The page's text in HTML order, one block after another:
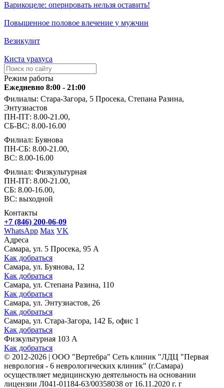
Варикоцеле: оперировать нельзя оставить!
Повышенное половое влечение у мужчин
Везикулит
Киста урахуса
Режим работы
Ежедневно 8:00 - 21:00
Филиалы: Стара-Загора, 5 Просека, Степана Разина,
Энтузиастов
ПН-ПТ: 8.00-21.00,
СБ-ВС: 8.00-16.00
Филиал: Буянова
ПН-СБ: 8.00-21.00,
ВС: 8.00-16.00
Филиал: Физкультурная
ПН-ПТ: 8.00-21.00,
СБ: 8.00-16.00,
ВС: выходной
Контакты
+7 (846) 200-06-09
WhatsApp Max VK
Адреса
Самара, ул. 5 Просека, 95 А
Как добраться
Самара, ул. Буянова, 12
Как добраться
Самара, ул. Степана Разина, 110
Как добраться
Самара, ул. Энтузиастов, 26
Как добраться
Самара, ул. Стара-Загора, 142 Б, офис 1
Как добраться
Физкультурная 103 А
Как добраться
© 2012-2026 | ООО "Вертебра" Сеть клиник "ЛДЦ "Первая
неврология - 6 неврологических клиник" (г.Самара)
осуществляет медицинскую деятельность на основании
лицензии Л041-01184-63/00358038 от 16.11.2020 г. г